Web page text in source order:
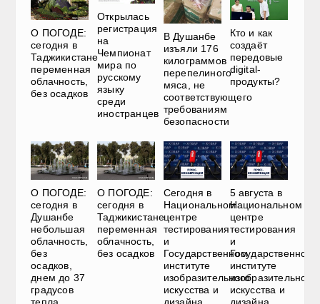
О ПОГОДЕ:
сегодня в
Таджикистане
переменная
облачность,
без осадков
Открылась
регистрация
на
Чемпионат
мира по
русскому
языку
среди
иностранцев
В Душанбе
изъяли 176
килограммов
перепелиного
мяса, не
соответствующего
требованиям
безопасности
Кто и как
создаёт
передовые
digital-
продукты?
О ПОГОДЕ:
сегодня в
Душанбе
небольшая
облачность,
без
осадков,
днем до 37
градусов
О ПОГОДЕ:
сегодня в
Таджикистане
переменная
облачность,
без осадков
Сегодня в
Национальном
центре
тестирования
и
Государственном
институте
изобразительного
искусства и
5 августа в
Национальном
центре
тестирования
и
Государственном
институте
изобразительного
искусства и